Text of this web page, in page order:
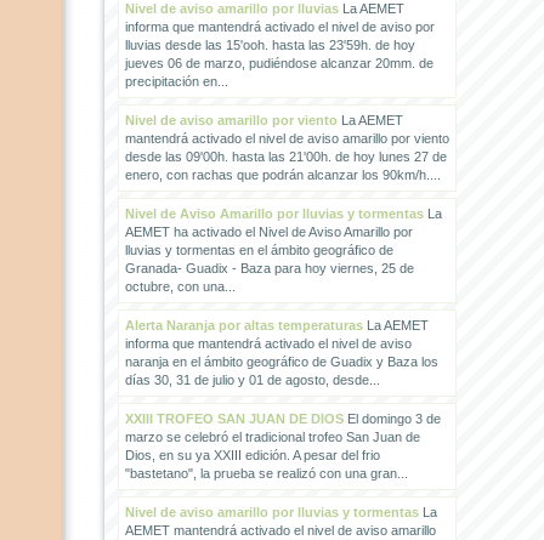
Nivel de aviso amarillo por lluviasLa AEMET
informa que mantendrá activado el nivel de aviso por
lluvias desde las 15'ooh. hasta las 23'59h. de hoy
jueves 06 de marzo, pudiéndose alcanzar 20mm. de
precipitación en...
Nivel de aviso amarillo por vientoLa AEMET
mantendrá activado el nivel de aviso amarillo por viento
desde las 09'00h. hasta las 21'00h. de hoy lunes 27 de
enero, con rachas que podrán alcanzar los 90km/h....
Nivel de Aviso Amarillo por lluvias y tormentasLa
AEMET ha activado el Nivel de Aviso Amarillo por
lluvias y tormentas en el ámbito geográfico de
Granada- Guadix - Baza para hoy viernes, 25 de
octubre, con una...
Alerta Naranja por altas temperaturasLa AEMET
informa que mantendrá activado el nivel de aviso
naranja en el ámbito geográfico de Guadix y Baza los
días 30, 31 de julio y 01 de agosto, desde...
XXIII TROFEO SAN JUAN DE DIOSEl domingo 3 de
marzo se celebró el tradicional trofeo San Juan de
Dios, en su ya XXIII edición. A pesar del frio
"bastetano", la prueba se realizó con una gran...
Nivel de aviso amarillo por lluvias y tormentasLa
AEMET mantendrá activado el nivel de aviso amarillo